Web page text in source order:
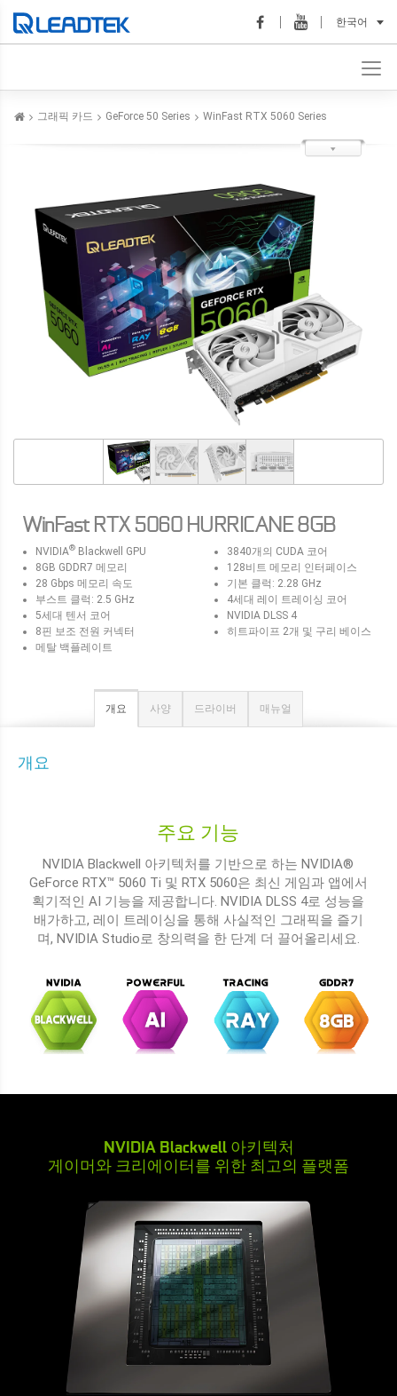
한국어
그래픽 카드 GeForce 50 Series WinFast RTX 5060 Series
WinFast RTX 5060 HURRICANE 8GB
NVIDIA® Blackwell GPU
3840개의 CUDA 코어
8GB GDDR7 메모리
128비트 메모리 인터페이스
28 Gbps 메모리 속도
기본 클럭: 2.28 GHz
부스트 클럭: 2.5 GHz
4세대 레이 트레이싱 코어
5세대 텐서 코어
NVIDIA DLSS 4
8핀 보조 전원 커넥터
히트파이프 2개 및 구리 베이스
메탈 백플레이트
개요 사양 드라이버 매뉴얼
개요
주요 기능
NVIDIA Blackwell 아키텍처를 기반으로 하는 NVIDIA®
GeForce RTX™ 5060 Ti 및 RTX 5060은 최신 게임과 앱에서
획기적인 AI 기능을 제공합니다. NVIDIA DLSS 4로 성능을
배가하고, 레이 트레이싱을 통해 사실적인 그래픽을 즐기
며, NVIDIA Studio로 창의력을 한 단계 더 끌어올리세요.
NVIDIA Blackwell 아키텍처
게이머와 크리에이터를 위한 최고의 플랫폼